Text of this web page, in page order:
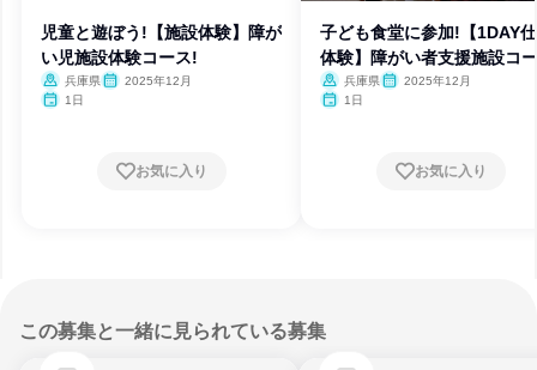
児童と遊ぼう!【施設体験】障が
い児施設体験コース!
兵庫県
2025年12月
1日
お気に入り
子ども食堂に参加!【1DAY
体験】障がい者支援施設コ
兵庫県
2025年12月
1日
お気に入り
この募集と一緒に見られている募集